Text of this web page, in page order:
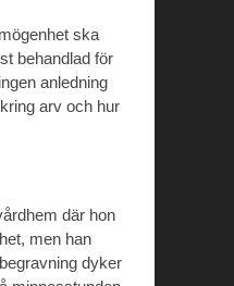
ska
behandlad för
anledning
arv och hur
där hon
men han
dyker